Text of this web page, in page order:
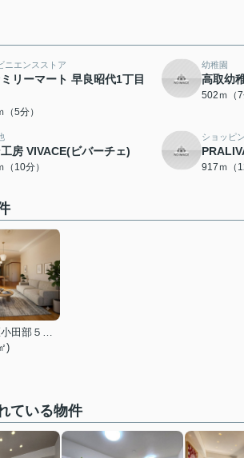
ニエンスストア
リーマート 早良昭代1丁目
（5分）
幼稚園
高取幼
502ｍ（7
房 VIVACE(ビバーチェ)
（10分）
ショッピ
917ｍ（
福岡市早良区小田部５丁目
)
ている物件